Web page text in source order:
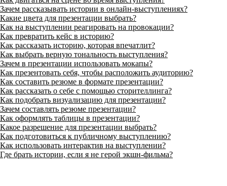
Зачем рассказывать истории в онлайн-выступлениях?
Какие цвета для презентации выбрать?
Как на выступлении реагировать на провокации?
Как превратить кейс в историю?
Как рассказать историю, которая впечатлит?
Как выбрать верную тональность выступления?
Зачем в презентации использовать мокапы?
Как презентовать себя, чтобы расположить аудиторию?
Как составить резюме в формате презентации?
Как рассказать о себе с помощью сторителлинга?
Как подобрать визуализацию для презентации?
Зачем составлять резюме презентации?
Как оформлять таблицы в презентации?
Какое разрешение для презентации выбрать?
Как подготовиться к публичному выступлению?
Как использовать интерактив на выступлении?
Где брать истории, если я не герой экшн-фильма?